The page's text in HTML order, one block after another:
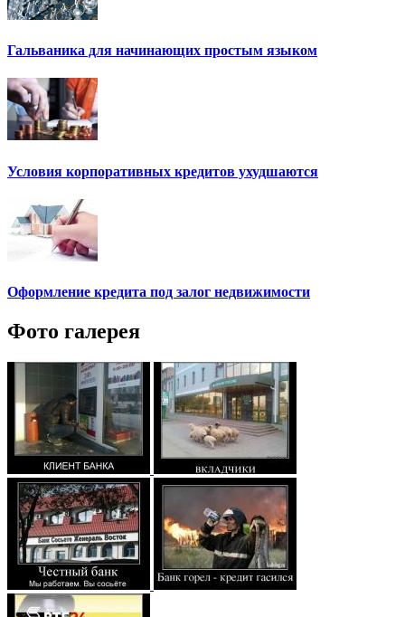
Гальваника для начинающих простым языком
Условия корпоративных кредитов ухудшаются
Оформление кредита под залог недвижимости
Фото галерея